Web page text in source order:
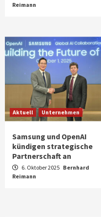
Reimann
Aktuell Unternehmen
Samsung und OpenAI
kündigen strategische
Partnerschaft an
6. Oktober 2025 Bernhard
Reimann